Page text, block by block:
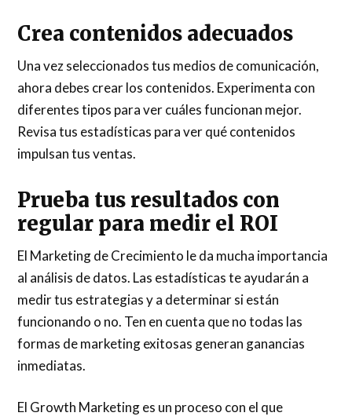
Crea contenidos adecuados
Una vez seleccionados tus medios de comunicación,
ahora debes crear los contenidos. Experimenta con
diferentes tipos para ver cuáles funcionan mejor.
Revisa tus estadísticas para ver qué contenidos
impulsan tus ventas.
Prueba tus resultados con
regular para medir el ROI
El Marketing de Crecimiento le da mucha importancia
al análisis de datos. Las estadísticas te ayudarán a
medir tus estrategias y a determinar si están
funcionando o no. Ten en cuenta que no todas las
formas de marketing exitosas generan ganancias
inmediatas.
El Growth Marketing es un proceso con el que